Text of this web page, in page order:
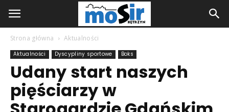
Strona główna Aktualności
Aktualności Dyscypliny sportowe Boks
Udany start naszych
pięściarzy w